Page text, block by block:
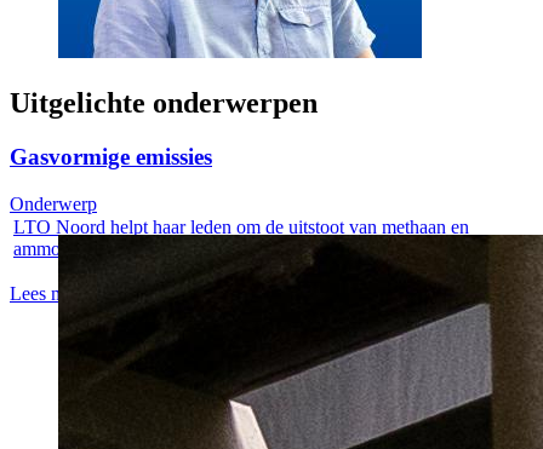
Uitgelichte onderwerpen
Gasvormige emissies
LTO Noord helpt haar leden om de uitstoot van methaan en
ammoniak op een...
Lees meer
Onderwerp